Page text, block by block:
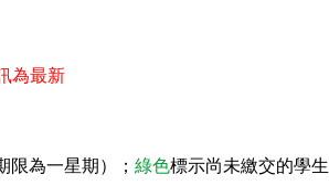
為最新
限為一星期）； 綠色標示尚未繳交的學生